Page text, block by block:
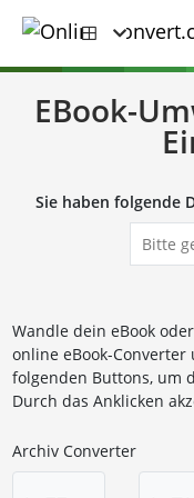
EBook-
Sie haben folgende
Wandle dein eBook
online eBook-
folgenden Buttons, um
Durch das Anklicken
Archiv Converter